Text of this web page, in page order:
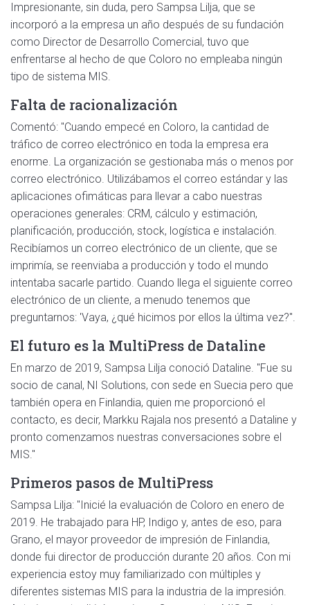
Impresionante, sin duda, pero Sampsa Lilja, que se
incorporó a la empresa un año después de su fundación
como Director de Desarrollo Comercial, tuvo que
enfrentarse al hecho de que Coloro no empleaba ningún
tipo de sistema MIS.
Falta de racionalización
Comentó: "Cuando empecé en Coloro, la cantidad de
tráfico de correo electrónico en toda la empresa era
enorme. La organización se gestionaba más o menos por
correo electrónico. Utilizábamos el correo estándar y las
aplicaciones ofimáticas para llevar a cabo nuestras
operaciones generales: CRM, cálculo y estimación,
planificación, producción, stock, logística e instalación.
Recibíamos un correo electrónico de un cliente, que se
imprimía, se reenviaba a producción y todo el mundo
intentaba sacarle partido. Cuando llega el siguiente correo
electrónico de un cliente, a menudo tenemos que
preguntarnos: 'Vaya, ¿qué hicimos por ellos la última vez?".
El futuro es la MultiPress de Dataline
En marzo de 2019, Sampsa Lilja conoció Dataline. "Fue su
socio de canal, NI Solutions, con sede en Suecia pero que
también opera en Finlandia, quien me proporcionó el
contacto, es decir, Markku Rajala nos presentó a Dataline y
pronto comenzamos nuestras conversaciones sobre el
MIS."
Primeros pasos de MultiPress
Sampsa Lilja: "Inicié la evaluación de Coloro en enero de
2019. He trabajado para HP, Indigo y, antes de eso, para
Grano, el mayor proveedor de impresión de Finlandia,
donde fui director de producción durante 20 años. Con mi
experiencia estoy muy familiarizado con múltiples y
diferentes sistemas MIS para la industria de la impresión.